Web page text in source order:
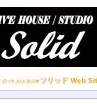
ブハウス/スタジオ ソリッド Web